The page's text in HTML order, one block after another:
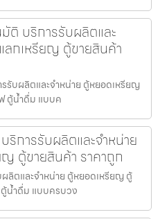
ติ บริการรับผลิตและ
กเหรียญ ตู้ขายสินค้า
รับผลิตและจำหน่าย ตู้หยอดเหรียญ
ตู้น้ำดื่ม แบบค
การรับผลิตและจำหน่าย
ตู้ขายสินค้า ราคาถูก
ลิตและจำหน่าย ตู้หยอดเหรียญ ตู้
น้ำดื่ม แบบครบวง